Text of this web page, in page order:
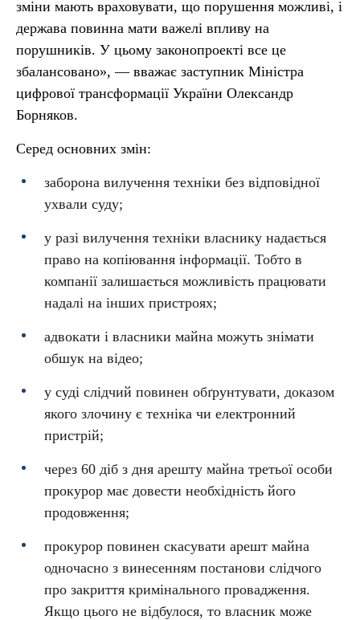
зміни мають враховувати, що порушення можливі, і
держава повинна мати важелі впливу на
порушників. У цьому законопроекті все це
збалансовано», — вважає заступник Міністра
цифрової трансформації України Олександр
Борняков.
Серед основних змін:
заборона вилучення техніки без відповідної
ухвали суду;
у разі вилучення техніки власнику надається
право на копіювання інформації. Тобто в
компанії залишається можливість працювати
надалі на інших пристроях;
адвокати і власники майна можуть знімати
обшук на відео;
у суді слідчий повинен обґрунтувати, доказом
якого злочину є техніка чи електронний
пристрій;
через 60 діб з дня арешту майна третьої особи
прокурор має довести необхідність його
продовження;
прокурор повинен скасувати арешт майна
одночасно з винесенням постанови слідчого
про закриття кримінального провадження.
Якщо цього не відбулося, то власник може